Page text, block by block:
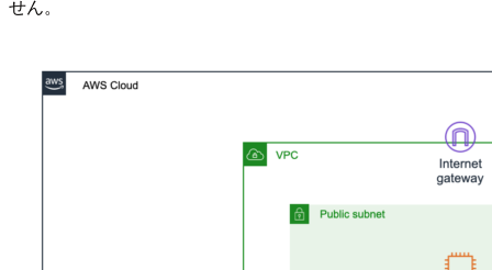
せん。